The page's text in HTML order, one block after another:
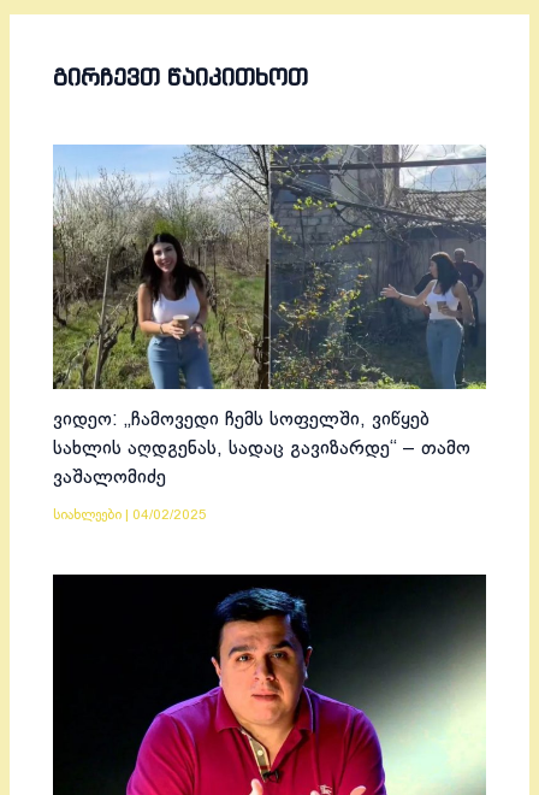
ᲒᲘᲠᲩᲔᲕᲗ ᲬᲐᲘᲙᲘᲗᲮᲝᲗ
ვიდეო: „ჩამოვედი ჩემს სოფელში, ვიწყებ
სახლის აღდგენას, სადაც გავიზარდე“ – თამო
ვაშალომიძე
სიახლეები 04/02/2025